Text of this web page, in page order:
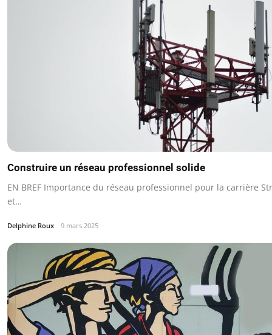
Construire un réseau professionnel solide
EN BREF Importance du réseau professionnel pour la carrière
et…
Delphine Roux 9 mars 2025